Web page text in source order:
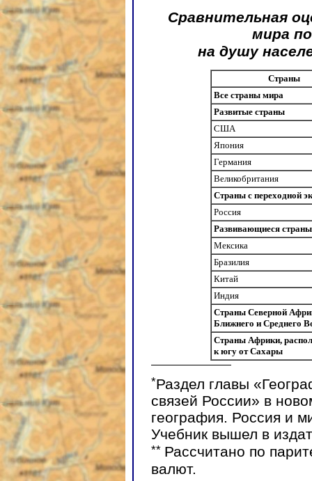
Сравнительная
мира
на душу
Cтраны
Все страны мира
Развитые страны
США
Япония
Германия
Великобритания
Страны с переходной
Россия
Развивающиеся страны
Мексика
Бразилия
Китай
Индия
Страны Северной
Ближнего и Среднего
Страны Африки,
к югу от Сахары
*Раздел главы
связей России» в
география. Россия и
Учебник вышел в
** Рассчитано по
валют.